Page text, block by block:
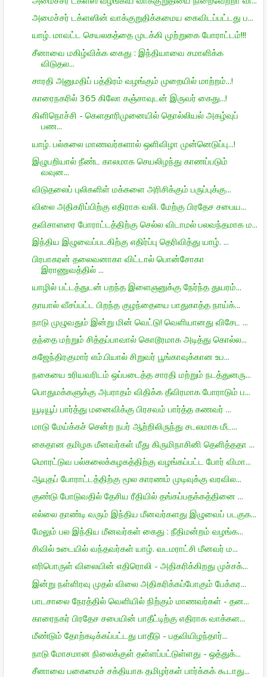
அமைச்சர் டக்ளஸின் வாக்குறுதிக்கமைய கைவிடப்பட்டது ப...
யாழ். மாவட்ட செயலகத்தை முடக்கி முற்றுகை போராட்டம்!!!
சீனாவை மகிழ்விக்க கைது : இந்தியாவை சமாளிக்க
விடுதல...
சாரதி அனுமதிப் பத்திரம் வழங்கும் முறையில் மாற்றம்...!
காரைநகரில் 365 கிலோ கஞ்சாவுடன் இருவர் கைது...!
கிளிநொச்சி - கெளதாரிமுனையில் தொல்லியல் அகழ்வுப்
பண...
யாழ். பல்கலை மாணவர்களால் ஒளிவிழா முன்னெடுப்பு...!
இழுபறியால் நீண்ட காலமாக செயலிழந்து காணப்படும்
வவுன...
விடுதலைப் புலிகளிள் மக்களை அரிசிக்கும் பருப்புக்கு...
விலை அதிகரிப்பிற்கு எதிராக வலி. மேற்கு பிரதேச சபைய...
தவிசாளரை போராட்டத்திற்கு செல்ல விடாமல் பலவந்தமாக ம...
இந்திய இழுவைப்படகிற்கு எதிர்ப்பு தெரிவித்து யாழ். ...
பிரபாகரன் தலைவனாகா விட்டால் பொன்சோகா
இராணுவத்தில் ...
யாழில் பட்டத்துடன் பறந்த இளைஞனுக்கு நேர்ந்த துயரம்...
தாயால் வீசப்பட்ட பிறந்த குழந்தையை பாதுகாத்த நாய்க்...
நாடு முழுவதும் இன்று மின் வெட்டு! வெளியானது விசேட ...
தந்தை மற்றும் சித்தப்பாவால் கொடூரமாக அடித்து கொல்ல...
கஜேந்திரகுமார் எம்.பியால் சிறுவர் பூங்காவுக்கான உப...
நகையை உரியவரிடம் ஒப்படைத்த சாரதி மற்றும் நடத்துனரு...
பொதுமக்களுக்கு அபராதம் விதிக்க தீவிரமாக போராடும் ப...
யூடியூப் பார்த்து மனைவிக்கு பிரசவம் பார்த்த கணவர் ...
மாடு மேய்க்கச் சென்ற நபர் ஆற்றிலிருந்து சடலமாக மீட...
கைதான தமிழக மீனவர்கள் மீது கிருமிநாசினி தெளித்ததா ...
மொரட்டுவ பல்கலைக்கழகத்திற்கு வழங்கப்பட்ட போர் விமா...
ஆயுதப் போராட்டத்திற்கு மூல காரணம் முடிவுக்கு வரவில...
குண்டு போடுவதில் தேசிய ரீதியில் தங்கப்பதக்கத்தினை ...
எல்லை தாண்டி வரும் இந்திய மீனவர்களது இழுவைப் படகுக...
மேலும் பல இந்திய மீனவர்கள் கைது : நீதிமன்றம் வழங்க...
சிவில் உடையில் வந்தவர்கள் யாழ். வடமராட்சி மீனவர் ம...
எரிபொருள் விலையின் எதிரொலி - அதிகரிக்கிறது முச்சக்...
இன்று நள்ளிரவு முதல் விலை அதிகரிக்கப்போகும் பேக்கர...
பாடசாலை நேரத்தில் வெளியில் நிற்கும் மாணவர்கள் - தன...
காரைநகர் பிரதேச சபையின் பாதீட்டிற்கு எதிராக வாக்கள...
மீண்டும் தோற்கடிக்கப்பட்டது பாதீடு - பதவியிழந்தார்...
நாடு மோசமான நிலைக்குள் தள்ளப்பட்டுள்ளது - ஒத்துக்...
சீனாவை பகைமைச் சக்தியாக தமிழர்கள் பார்க்கக் கூடாது...